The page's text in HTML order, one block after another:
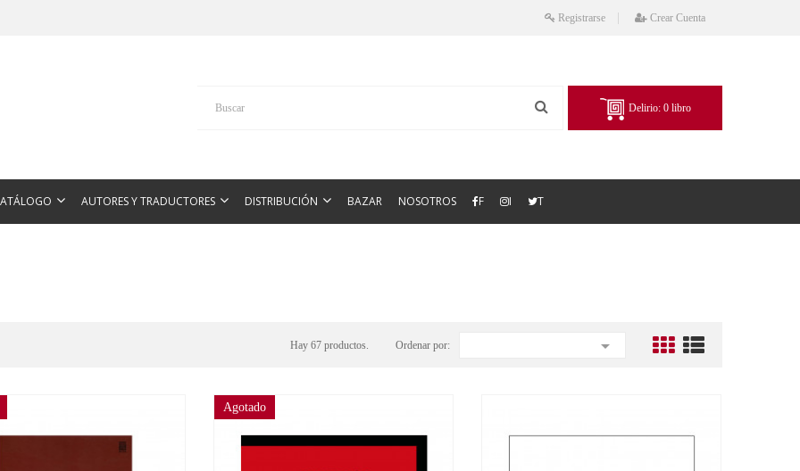
Registrarse Crear Cuenta
Delirio: 0 libro
AUTORES Y TRADUCTORES DISTRIBUCIÓN BAZAR NOSOTROS F I T
Hay 67 productos. Ordenar por: 
Agotado